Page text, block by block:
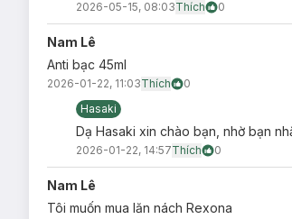
2026-05-15, 08:03Thích 0
Nam Lê
Anti bạc 45ml
2026-01-22, 11:03Thích
0
Hasaki
Dạ Hasaki xin chào bạn, nhờ bạn
2026-01-22, 14:57Thích 0
Nam Lê
Tôi muốn mua lăn nách Rexona